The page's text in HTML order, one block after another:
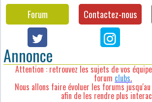
Forum Contactez-nous
Annonce
Attention : retrouvez les sujets de vos
forum clubs.
Nous allons faire évoluer les forums
afin de les rendre plus